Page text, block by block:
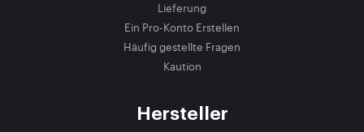
Lieferung
Ein Pro-Konto Erstellen
Häufig gestellte Fragen
Kaution
Hersteller